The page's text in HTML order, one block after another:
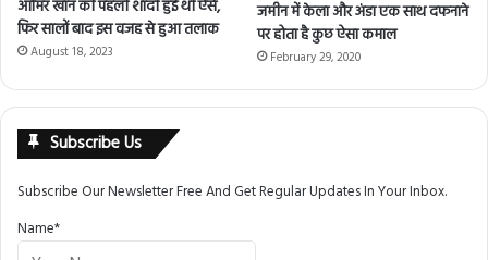
आमिर खान की पहली शादी हुई थी ऐसे,
फिर सालों बाद इस वजह से हुआ तलाक
August 18, 2023
जमीन में केला और अंडा एक साथ दफनाने
पर होता है कुछ ऐसा कमाल
February 29, 2020
Subscribe Us
Subscribe Our Newsletter Free And Get Regular Updates In Your Inbox.
Name*